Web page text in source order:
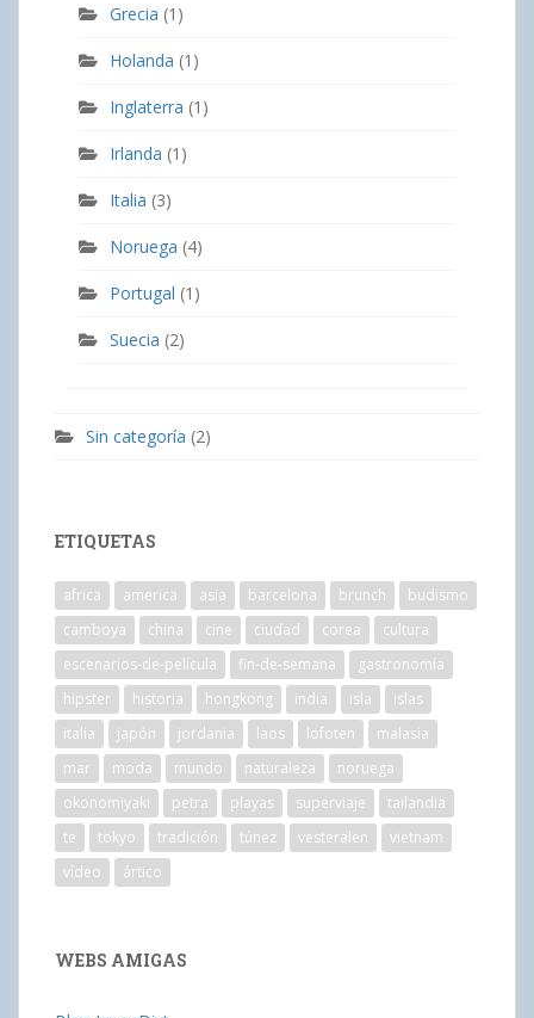
Grecia (1)
Holanda (1)
Inglaterra (1)
Irlanda (1)
Italia (3)
Noruega (4)
Portugal (1)
Suecia (2)
Sin categoría (2)
ETIQUETAS
africa america asia barcelona brunch
budismo
camboya
china cine ciudad corea
cultura
escenarios-de-película
fin-de-semana
gastronomía
hipster
historia hongkong india isla
islas
italia
japón jordania laos lofoten
malasia
mar
moda mundo naturaleza
noruega
okonomiyaki
petra playas superviaje
tailandia
te
tokyo tradición túnez vesteralen
vietnam
vídeo
ártico
WEBS AMIGAS